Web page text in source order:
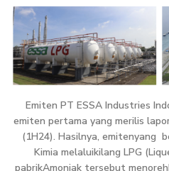
Emiten PT ESSA Industries
emiten pertama yang merilis
(1H24). Hasilnya, emitenyang
Kimia melaluikilang LPG
pabrikAmoniak tersebut